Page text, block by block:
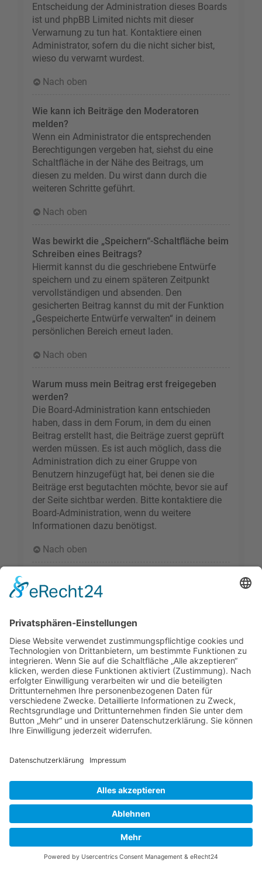
Entscheidung der Administration dieses Boards
ist und phpBB Limited nichts mit dieser
Verwarnung zu tun hat. Kontaktiere einen
Administrator, sofern du die nicht sicher bist,
wieso du verwarnt wurdest.
Nach oben
Wie kann ich Beiträge den Moderatoren
melden?
Wenn ein Administrator die entsprechenden
Berechtigungen vergeben hat, siehst du eine
Schaltfläche in der Nähe des Beitrags, um
diesen zu melden. Du wirst dann durch die
weiteren Schritte geführt.
Nach oben
Was bewirkt die „Speichern“-Schaltfläche beim
Schreiben eines Beitrags?
Hiermit kannst du die geschriebene Entwürfe
speichern und zu einem späteren Zeitpunkt
vervollständigen und absenden. Den
gesicherten Beitrag kannst du mit der Funktion
„Gespeicherte Entwürfe verwalten“ in deinem
persönlichen Bereich erneut laden.
Nach oben
Warum muss mein Beitrag erst freigegeben
werden?
Die Board-Administration kann entschieden
haben, dass in dem Forum, in dem du einen
Beitrag erstellt hast, die Beiträge zuerst geprüft
werden müssen. Es ist auch möglich, dass die
Administration dich zu einer Gruppe von
Benutzern hinzugefügt hat, bei denen sie die
Beiträge erst begutachten möchte, bevor sie auf
der Seite sichtbar werden. Bitte kontaktiere die
Board-Administration, wenn du weitere
Informationen dazu benötigst.
Nach oben
Durch Klicken des „Thema als neu markieren“-
Thema wieder ganz nach oben auf die erste
Seite des Forums holen. Wenn du den
entsprechenden Link nicht siehst, dann ist die
Funktion möglicherweise deaktiviert oder seit
der letzten Markierung ist nicht genügend Zeit
vergangen. Es ist auch möglich, das Thema
nach oben zu holen, indem du einfach eine
Antwort darauf schreibst. Stelle jedoch sicher,
dass du die Regeln dieses Boards beachtest! Es
wird meist nicht gerne gesehen, wenn ohne
Themen geantwortet wird.
Nach oben
Textforma
und
Thementy